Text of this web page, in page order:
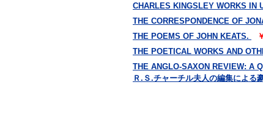
CHARLES KINGSLEY WORKS
THE CORRESPONDENCE OF
THE POEMS OF JOHN KEATS.
THE POETICAL WORKS AND
THE ANGLO-SAXON REVIEW: A
Ｒ.Ｓ.チャーチル夫人の編集による